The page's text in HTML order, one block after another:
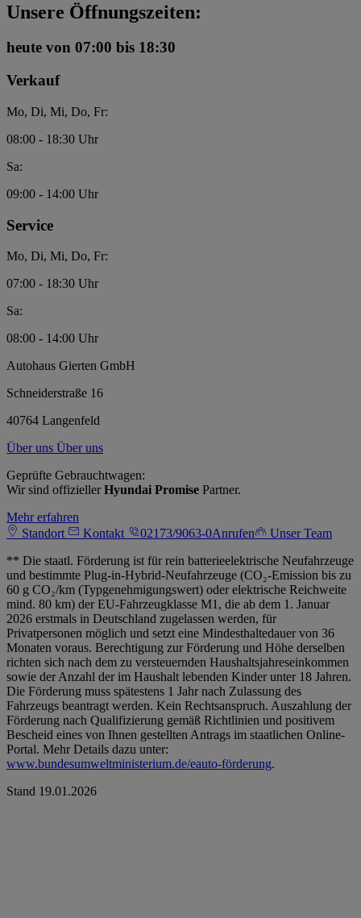
Unsere Öffnungszeiten:
heute von 07:00 bis 18:30
Verkauf
Mo, Di, Mi, Do, Fr:
08:00 - 18:30 Uhr
Sa:
09:00 - 14:00 Uhr
Service
Mo, Di, Mi, Do, Fr:
07:00 - 18:30 Uhr
Sa:
08:00 - 14:00 Uhr
Autohaus Gierten GmbH
Schneiderstraße 16
40764 Langenfeld
Über uns Über uns
Geprüfte Gebrauchtwagen:
Wir sind offiziellerHyundai Promise Partner.
Mehr erfahren
Standort
Kontakt 02173/9063-0Anrufen
Unser Team
** Die staatl. Förderung ist für rein batterieelektrische Neufahrzeuge
und bestimmte Plug-in-Hybrid-Neufahrzeuge (CO₂-Emission bis zu
60 g CO₂/km (Typgenehmigungswert) oder elektrische Reichweite
mind. 80 km) der EU-Fahrzeugklasse M1, die ab dem 1. Januar
2026 erstmals in Deutschland zugelassen werden, für
Privatpersonen möglich und setzt eine Mindesthaltedauer von 36
Monaten voraus. Berechtigung zur Förderung und Höhe derselben
richten sich nach dem zu versteuernden Haushaltsjahreseinkommen
sowie der Anzahl der im Haushalt lebenden Kinder unter 18 Jahren.
Die Förderung muss spätestens 1 Jahr nach Zulassung des
Fahrzeugs beantragt werden. Kein Rechtsanspruch. Auszahlung der
Förderung nach Qualifizierung gemäß Richtlinien und positivem
Bescheid eines von Ihnen gestellten Antrags im staatlichen Online-
Portal. Mehr Details dazu unter:
www.bundesumweltministerium.de/eauto-förderung.
Stand 19.01.2026